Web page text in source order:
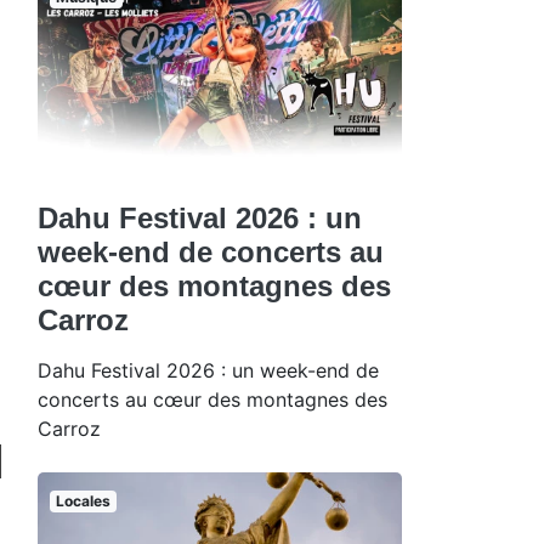
Dahu Festival 2026 : un
week-end de concerts au
cœur des montagnes des
Carroz
Dahu Festival 2026 : un week-end de
concerts au cœur des montagnes des
Carroz
Locales